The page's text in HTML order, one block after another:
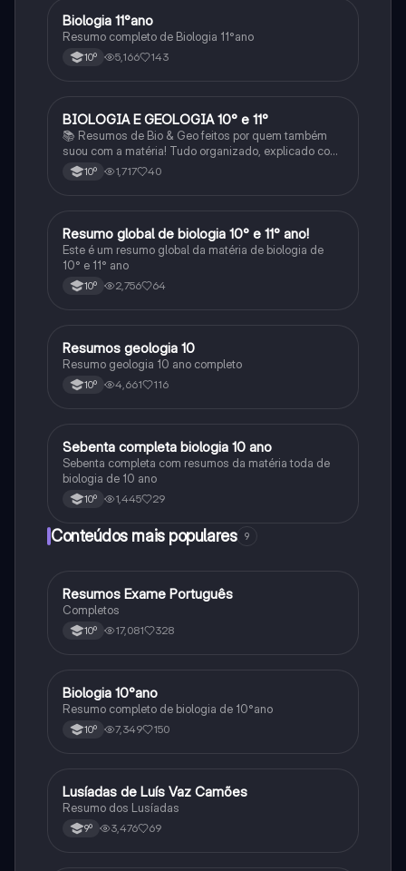
Biologia
Biologia 11°ano
Resumo completo de Biologia 11°ano
10º 5,166 143
Biologia
BIOLOGIA E GEOLOGIA 10° e 11°
📚 Resumos de Bio & Geo feitos por quem também
suou com a matéria! Tudo organizado, explicado com
clareza e cheio de esquemas que ajudam mesmo a
perceber. Para estudar sem stress e com mais
10º 1,717 40
Biologia
Resumo global de biologia 10° e 11° ano!
Este é um resumo global da matéria de biologia de
10° e 11° ano
10º 2,756 64
Biologia
Resumos geologia 10
Resumo geologia 10 ano completo
10º 4,661 116
Biologia
Sebenta completa biologia 10 ano
Sebenta completa com resumos da matéria toda de
biologia de 10 ano
10º 1,445 29
Conteúdos mais populares 9
Português
Resumos Exame Português
Completos
10º 17,081 328
Biologia
Biologia 10°ano
Resumo completo de biologia de 10°ano
10º 7,349 150
Português
Lusíadas de Luís Vaz Camões
Resumo dos Lusíadas
9º 3,476 69